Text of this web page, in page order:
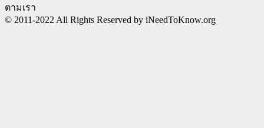
ตามเรา
© 2011-2022 All Rights Reserved by iNeedToKnow.org